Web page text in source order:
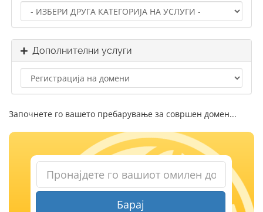
Дополнителни услуги
Започнете го вашето пребарување за совршен домен...
Барај